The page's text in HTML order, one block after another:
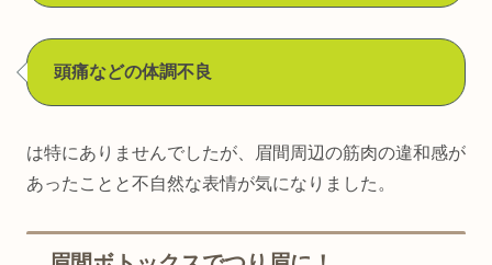
頭痛などの体調不良
は特にありませんでしたが、眉間周辺の筋肉の違和感が
あったことと不自然な表情が気になりました。